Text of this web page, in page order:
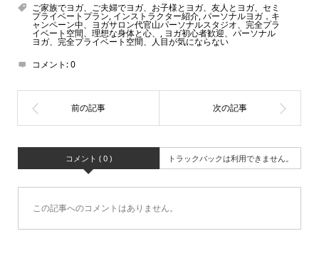
ご家族でヨガ、ご夫婦でヨガ、お子様とヨガ、友人とヨガ、セミ
プライベートプラン, インストラクター紹介,パーソナルヨガ，キ
ャンペーン中、ヨガサロン代官山パーソナルスタジオ、完全プラ
イベート空間、理想な身体と心、, ヨガ初心者歓迎、パーソナル
ヨガ、完全プライベート空間、人目が気にならない
コメント:0
コメント ( 0 ) トラックバックは利用できません。
この記事へのコメントはありません。